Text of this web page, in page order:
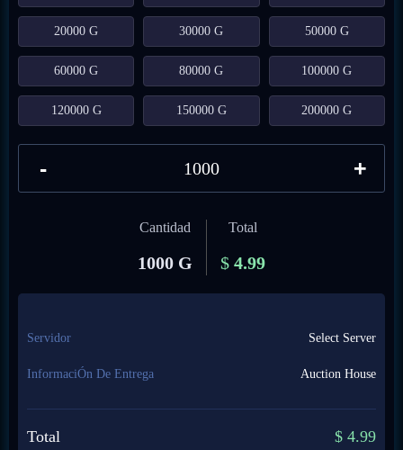
20000 G 30000 G 50000 G
60000 G 80000 G 100000 G
120000 G 150000 G 200000 G
- +
Cantidad
1000 G
Total
$ 4.99
Servidor Select Server
InformaciÓn De Entrega Auction House
Total $ 4.99